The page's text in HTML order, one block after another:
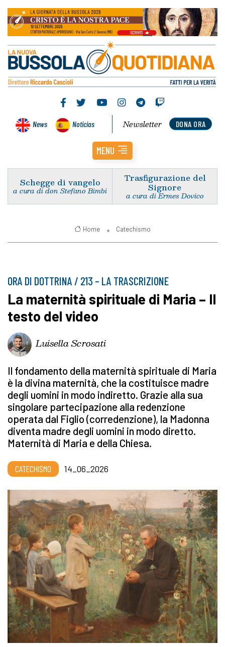
News Noticias DONA ORA
Newsletter
MENU
Schegge di vangelo
a cura di don Stefano Bimbi
Trasfigurazione del
Signore
a cura di Ermes Dovico
Home Catechismo
ORA DI DOTTRINA / 213 – LA TRASCRIZIONE
La maternità spirituale di Maria – Il
testo del video
Luisella Scrosati
Il fondamento della maternità spirituale di Maria
è la divina maternità, che la costituisce madre
degli uomini in modo indiretto. Grazie alla sua
singolare partecipazione alla redenzione
operata dal Figlio (corredenzione), la Madonna
diventa madre degli uomini in modo diretto.
Maternità di Maria e della Chiesa.
CATECHISMO 14_06_2026